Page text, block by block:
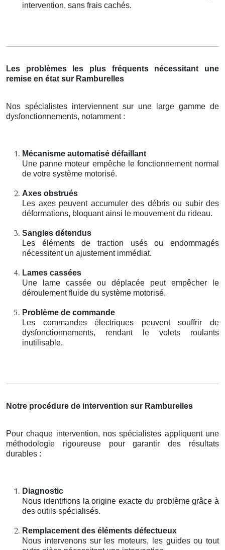
intervention, sans frais cachés.
Les problèmes les plus fréquents nécessitant une
remise en état sur Ramburelles
Nos spécialistes interviennent sur une large gamme de
dysfonctionnements, notamment :
Mécanisme automatisé défaillant
Une panne moteur empêche le fonctionnement normal
de votre système motorisé.
Axes obstrués
Les axes peuvent accumuler des débris ou subir des
déformations, bloquant ainsi le mouvement du rideau.
Sangles détendus
Les éléments de traction usés ou endommagés
nécessitent un ajustement immédiat.
Lames cassées
Une lame cassée ou déplacée peut empêcher le
déroulement fluide du système motorisé.
Problème de commande
Les commandes électriques peuvent souffrir de
dysfonctionnements, rendant le volets roulants
inutilisable.
Notre procédure de intervention sur Ramburelles
Pour chaque intervention, nos spécialistes appliquent une
méthodologie rigoureuse pour garantir des résultats
durables :
Diagnostic
Nous identifions la origine exacte du problème grâce à
des outils spécialisés.
Remplacement des éléments défectueux
Nous intervenons sur les moteurs, les guides ou tout